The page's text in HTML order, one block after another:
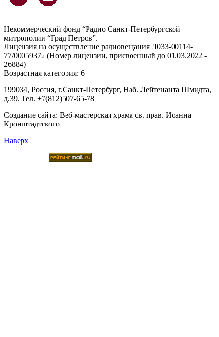
Некоммерческий фонд “Радио Санкт-Петербургской
митрополии “Град Петров”.
Лицензия на осуществление радиовещания Л033-00114-
77/00059372 (Номер лицензии, присвоенный до 01.03.2022 -
26884)
Возрастная категория: 6+
199034, Россия, г.Санкт-Петербург, Наб. Лейтенанта Шмидта,
д.39. Тел. +7(812)507-65-78
Создание сайта: Веб-мастерская храма св. прав. Иоанна
Кронштадтского
Наверх